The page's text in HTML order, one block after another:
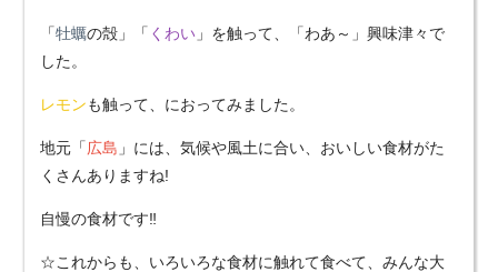
「牡蠣の殻」「 くわい 」を触って、「わあ～」興味津々で
した。
レモンも触って、におってみました。
地元「広島 」には、気候や風土に合い、おいしい食材がた
くさんありますね!
自慢の食材です‼
☆これからも、いろいろな食材に触れて食べて、みんな大